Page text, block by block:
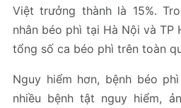
Việt trưởng thành là 15%.
nhân béo phì tại Hà Nội và TP
tổng số ca béo phì trên toàn
Nguy hiểm hơn, bệnh béo
nhiều bệnh tật nguy hiểm,